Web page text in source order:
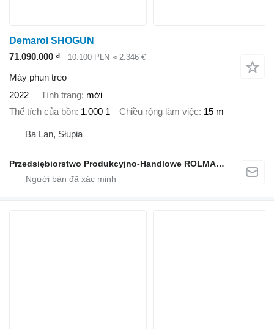
Demarol SHOGUN
71.090.000 ₫
10.100 PLN ≈ 2.346 €
Máy phun treo
2022
Tình trạng mới
Thể tích của bồn 1.000 1 Chiều rộng làm việc 15 m
Ba Lan, Słupia
Przedsiębiorstwo Produkcyjno-Handlowe ROLMAPOL Marcin Dziekan